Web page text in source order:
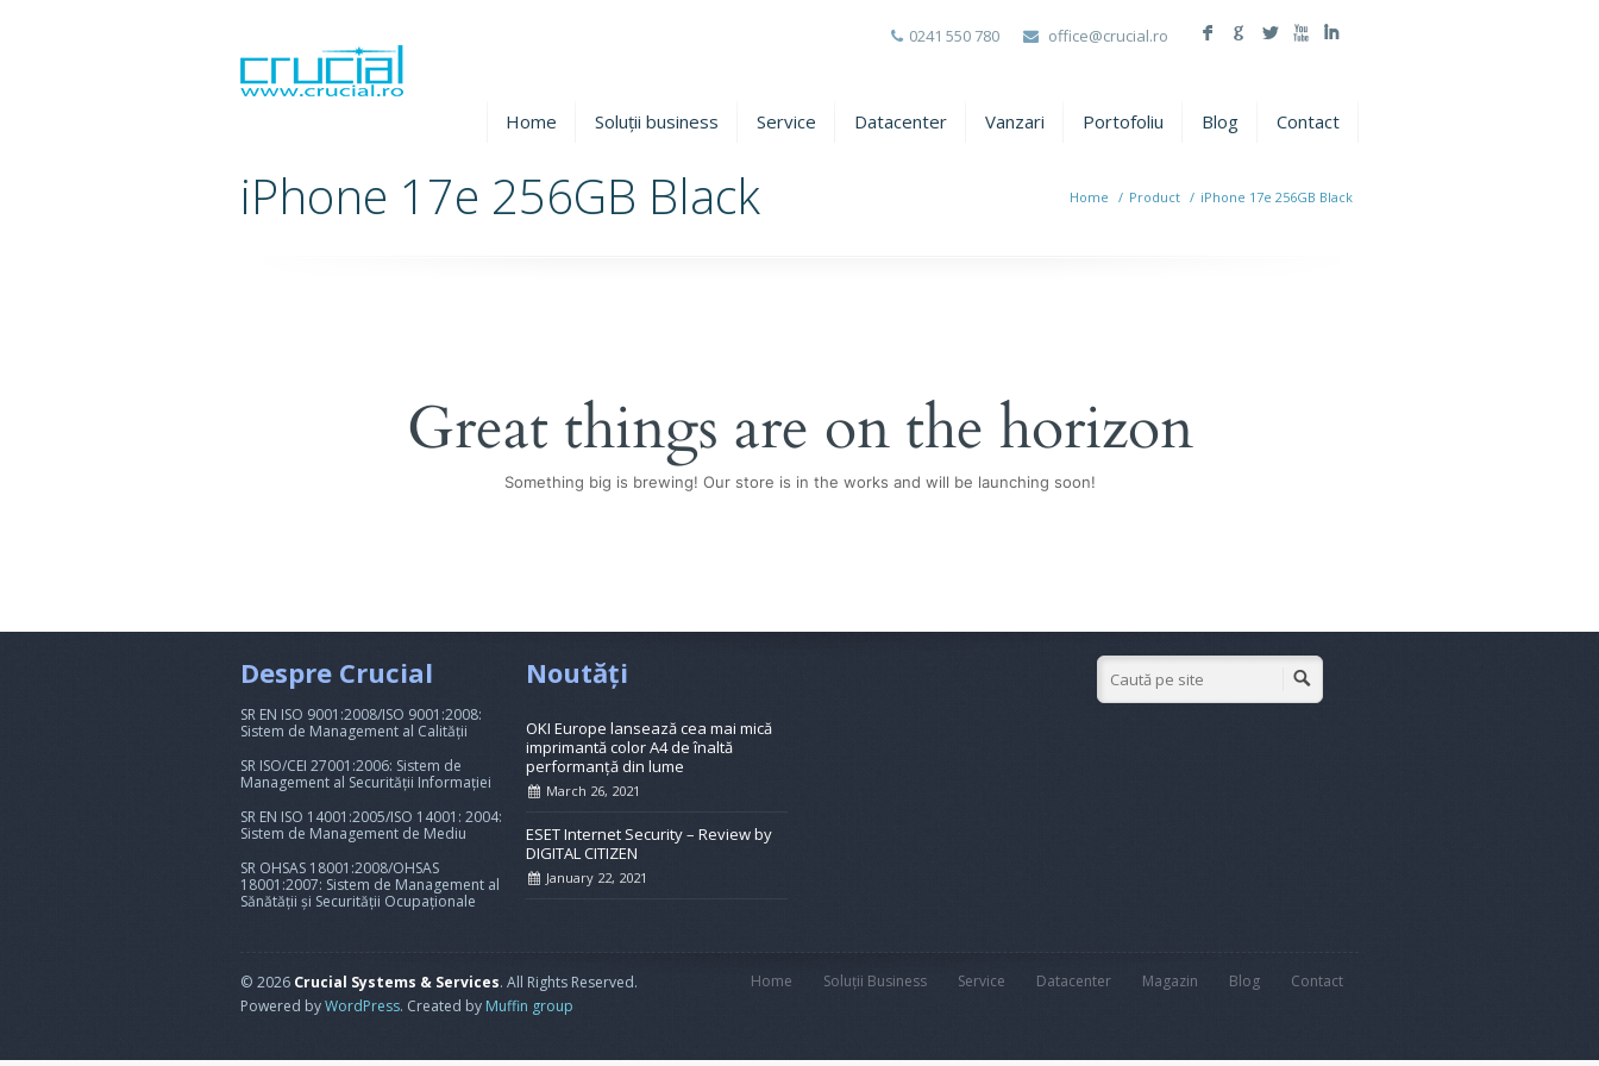
0241 550 780 office@crucial.ro F G L X I
Home Soluții business Service Datacenter Vanzari Portofoliu Blog Contact
iPhone 17e 256GB Black Home / Product / iPhone 17e 256GB Black
Great things are on the horizon
Something big is brewing! Our store is in the works and will be launching soon!
Despre Crucial
SR EN ISO 9001:2008/ISO 9001:2008:
Sistem de Management al Calității
SR ISO/CEI 27001:2006: Sistem de
Management al Securității Informației
SR EN ISO 14001:2005/ISO 14001: 2004:
Sistem de Management de Mediu
SR OHSAS 18001:2008/OHSAS
18001:2007: Sistem de Management al
Sănătății și Securității Ocupaționale
Noutăți
OKI Europe lansează cea mai mică
imprimantă color A4 de înaltă
performanță din lume
March 26, 2021
ESET Internet Security – Review by
DIGITAL CITIZEN
January 22, 2021
© 2026 Crucial Systems & Services. All Rights Reserved.
Powered byWordPress. Created by Muffin group
Home Soluții Business Service Datacenter Magazin Blog Contact